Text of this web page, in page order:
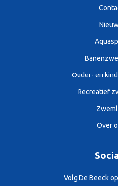
Ouder- en
Recreatief
Over
Volg De Beeck